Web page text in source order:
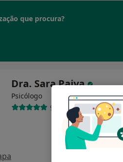
que procura?
Dra. Sara Paiva
Psicólogo
91 opiniões